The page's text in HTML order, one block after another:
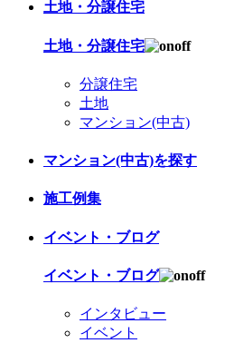
土地・分譲住宅
土地・分譲住宅
分譲住宅
土地
マンション(中古)
マンション(中古)を探す
施工例集
イベント・ブログ
イベント・ブログ
インタビュー
イベント